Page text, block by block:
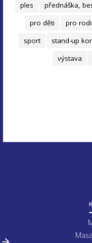
ples
přednáška,
pro děti
pro
sport
stand-up
výstava